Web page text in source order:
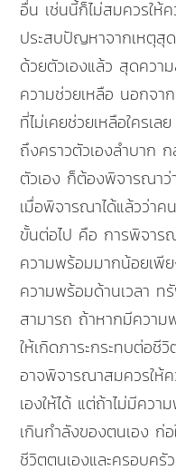
อื่น เช่นนี้ก็ไม่สมควรให้
ประสบปัญหาจากเหตุสุ
ด้วยตัวเองแล้ว สุดควา
ความช่วยเหลือ นอกจ
ที่ไม่เคยช่วยเหลือใครเ
ถึงคราวตัวเองลำบาก
ตัวเอง ก็ต้องพิจารณาว่
เมื่อพิจารณาได้แล้วว่าค
ขั้นต่อไป คือ การพิจาร
ความพร้อมมากน้อยเพี
ความพร้อมด้านเวลา
สามารถ ถ้าหากมีความ
ให้เกิดภาระกระทบต่อ
อาจพิจารณาสมควรให้ค
เองให้ได้ แต่ถ้าไม่มีคว
เกินกำลังของตนเอง ก่
ชีวิตตนเองและครอบครั